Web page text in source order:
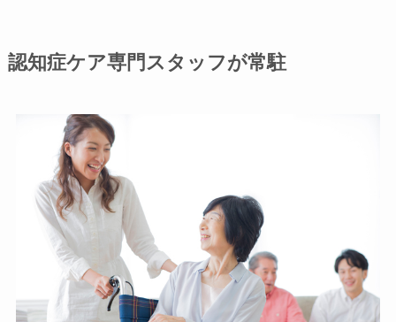
認知症ケア専門スタッフが常駐